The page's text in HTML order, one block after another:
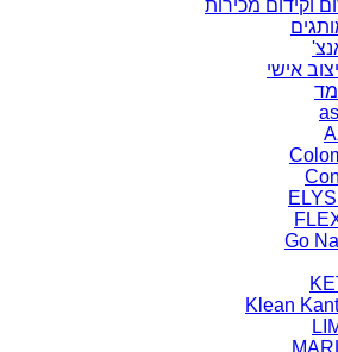
וקידום מכירות
אישי
Go
Klean